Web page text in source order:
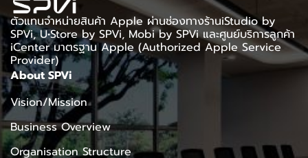
ตัวแทนจำหน่ายสินค้า Apple ผ่านช่องทางร้านiStudio by
SPVi, U•Store by SPVi, Mobi by SPVi และศูนย์บริการลูกค้า
iCenter มาตรฐาน Apple (Authorized Apple Service
Provider)
About SPVi
Vision/Mission
Business Overview
Organisation Structure